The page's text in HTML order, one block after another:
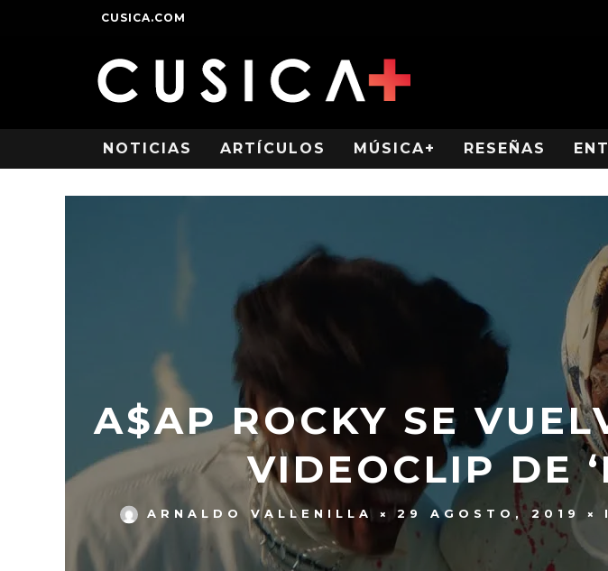
CUSICA.COM
NOTICIAS ARTÍCULOS MÚSICA+ RESEÑAS
A$AP ROCKY SE
VIDEOCLIP DE
ARNALDO VALLENILLA 29 AGOSTO, 2019